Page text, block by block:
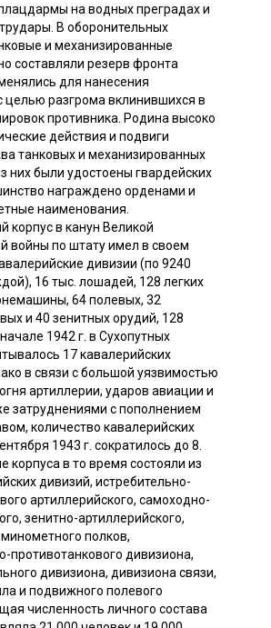
на водных преградах и
В оборонительных
и механизированные
составляли резерв фронта
для нанесения
целью разгрома вклинившихся в
противника. Родина высоко
действия и подвиги
танковых и механизированных
них были удостоены гвардейских
награждено орденами и
наименования.
корпус в канун Великой
войны по штату имел в своем
дивизии (по 9240
16 тыс. лошадей, 128 легких
64 полевых, 32
и 40 зенитных орудий, 128
1942 г. в Сухопутных
17 кавалерийских
в связи с большой уязвимостью
артиллерии, ударов авиации и
затруднениями с пополнением
количество кавалерийских
1943 г. сократилось до 8.
корпуса в то время состояли из
дивизий, истребительно-
артиллерийского, самоходно-
зенитно-артиллерийского,
полков,
противотанкового дивизиона,
дивизиона, дивизиона связи,
и подвижного полевого
численность личного состава